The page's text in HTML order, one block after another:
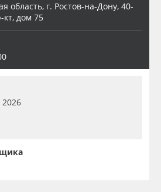
область, г. Ростов-на-Дону, 40-
дом 75
2026